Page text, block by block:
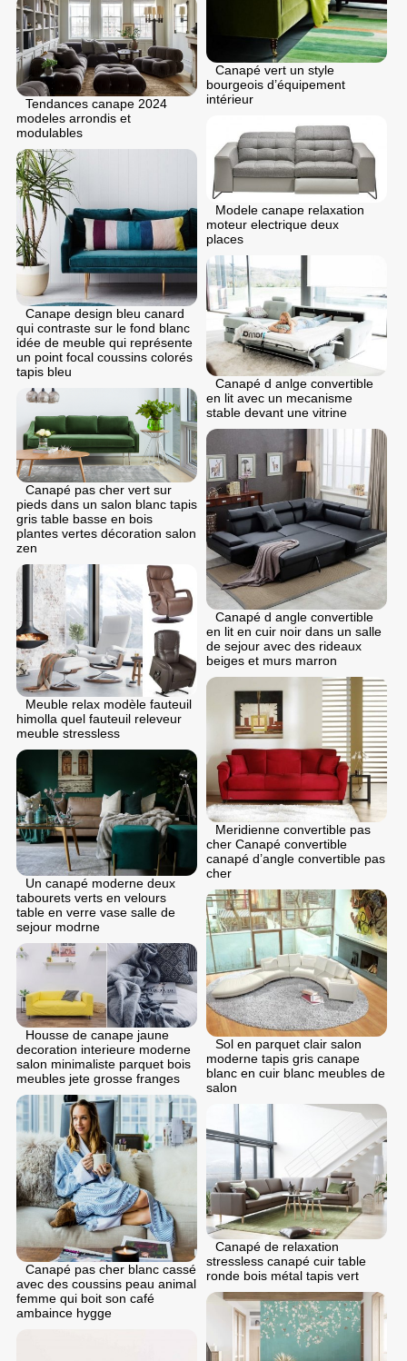
Canapé vert un style
bourgeois d’équipement
intérieur
Tendances canape 2024
modeles arrondis et
modulables
Modele canape relaxation
moteur electrique deux
places
Canape design bleu canard
qui contraste sur le fond blanc
idée de meuble qui représente
un point focal coussins colorés
tapis bleu
Canapé d anlge convertible
en lit avec un mecanisme
stable devant une vitrine
Canapé pas cher vert sur
pieds dans un salon blanc tapis
gris table basse en bois
plantes vertes décoration salon
zen
Canapé d angle convertible
en lit en cuir noir dans un salle
de sejour avec des rideaux
beiges et murs marron
Meuble relax modèle fauteuil
himolla quel fauteuil releveur
meuble stressless
Meridienne convertible pas
cher Canapé convertible
canapé d’angle convertible pas
cher
Un canapé moderne deux
tabourets verts en velours
table en verre vase salle de
sejour modrne
Sol en parquet clair salon
moderne tapis gris canape
blanc en cuir blanc meubles de
salon
Housse de canape jaune
decoration interieure moderne
salon minimaliste parquet bois
meubles jete grosse franges
Canapé pas cher blanc cassé
avec des coussins peau animal
femme qui boit son café
ambaince hygge
Canapé de relaxation
stressless canapé cuir table
ronde bois métal tapis vert